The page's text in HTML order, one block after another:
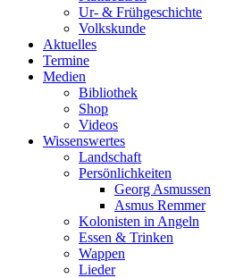
Ur- & Frühgeschichte
Volkskunde
Aktuelles
Termine
Medien
Bibliothek
Shop
Videos
Wissenswertes
Landschaft
Persönlichkeiten
Georg Asmussen
Asmus Remmer
Kolonisten in Angeln
Essen & Trinken
Wappen
Lieder